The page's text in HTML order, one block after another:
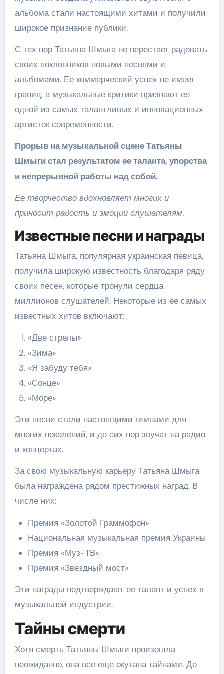
альбома стали настоящими хитами и получили
широкое признание публики.
С тех пор Татьяна Шмыга не перестает радовать
своих поклонников новыми песнями и
альбомами. Ее коммерческий успех не имеет
границ, а музыкальные критики признают ее
одной из самых талантливых и инновационных
артисток современности.
Прорыв на музыкальной сцене Татьяны
Шмыги стал результатом ее таланта, упорства
и непрерывной работы над собой.
Ее творчество вдохновляет многих и
приносит радость и эмоции слушателям.
Известные песни и награды
Татьяна Шмыга, популярная украинская певица,
получила широкую известность благодаря ряду
своих песен, которые тронули сердца
миллионов слушателей. Некоторые из ее самых
известных хитов включают:
«Две стрелы»
«Зима»
«Я забуду тебя»
«Сонце»
«Море»
Эти песни стали настоящими гимнами для
многих поколений, и до сих пор звучат на радио
и концертах.
За свою музыкальную карьеру Татьяна Шмыга
была награждена рядом престижных наград. В
числе них:
Премия «Золотой Граммофон»
Национальная музыкальная премия Украины
Премия «Муз-ТВ»
Премия «Звездный мост»
Эти награды подтверждают ее талант и успех в
музыкальной индустрии.
Тайны смерти
Хотя смерть Татьяны Шмыги произошла
неожиданно, она все еще окутана тайнами. До